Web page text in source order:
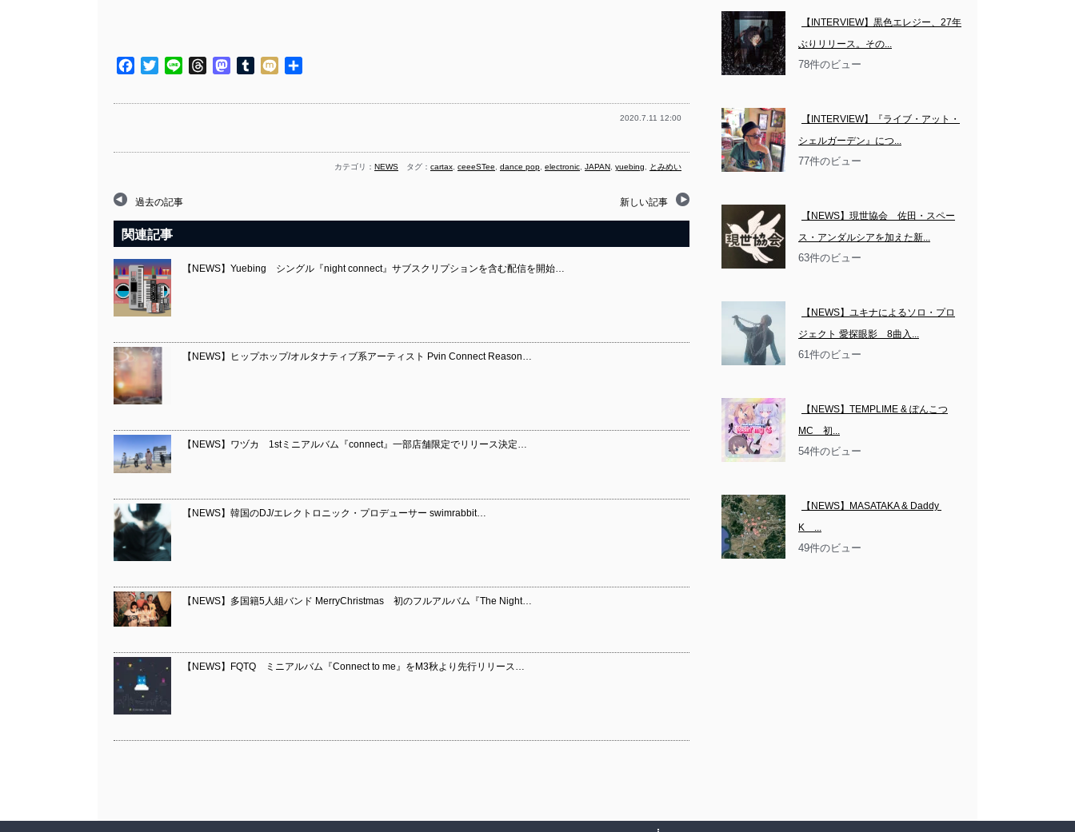
Facebook
TwitterLine ThreadsMastodon
TumblrMixi
2020.7.11 12:00
カテゴリ： NEWS タグ： cartax ceeeSTee dance pop electronic JAPAN yuebing とみめい
過去の記事 新しい記事
関連記事
【NEWS】Yuebing シングル『night connect』サブスクリプションを含む配信を開始…
【NEWS】ヒップホップ/オルタナティブ系アーティスト Pvin Connect Reason…
【NEWS】ワヅカ 1stミニアルバム『connect』一部店舗限定でリリース決定…
【NEWS】韓国のDJ/エレクトロニック・プロデューサー swimrabbit…
【NEWS】多国籍5人組バンド MerryChristmas 初のフルアルバム『The Night…
【NEWS】FQTQ ミニアルバム『Connect to me』をM3秋より先行リリース…
【INTERVIEW】黒色エレジー、27年
ぶりリリース。その...
78件のビュー
【INTERVIEW】『ライブ・アット・
シェルガーデン』につ...
77件のビュー
【NEWS】現世協会　佐田・スペー
ス・アンダルシアを加えた新...
63件のビュー
【NEWS】ユキナによるソロ・プロ
ジェクト 愛探眼影　8曲入...
61件のビュー
【NEWS】TEMPLIME & ぽんこつ
MC　初...
54件のビュー
【NEWS】MASATAKA & Daddy
K　...
49件のビュー